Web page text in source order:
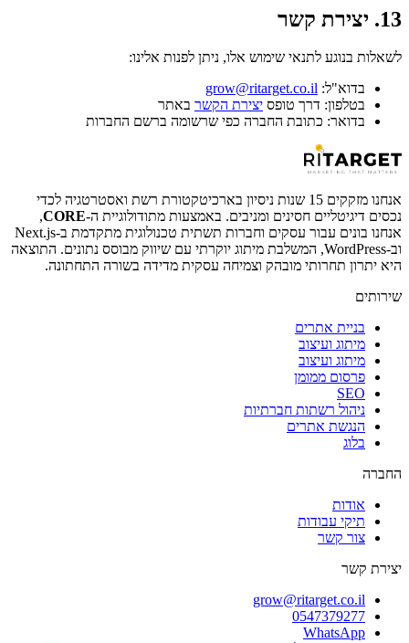
13. יצירת קשר
לשאלות בנוגע לתנאי שימוש אלו, ניתן לפנות אלינו:
בדוא"ל: grow@ritarget.co.il
בטלפון: דרך טופס יצירת הקשר באתר
בדואר: כתובת החברה כפי שרשומה ברשם החברות
נכסים דיגיטליים חסינים ומניבים. באמצעות מתודולוגיית ה-CORE
היא יתרון תחרותי מובהק וצמיחה עסקית מדידה בשורה התחתונה.
שירותים
בניית אתרים
מיתוג ועיצוב
מיתוג ועיצוב
פרסום ממומן
SEO
ניהול רשתות חברתיות
הנגשת אתרים
בלוג
החברה
אודות
תיקי עבודות
צור קשר
יצירת קשר
grow@ritarget.co.il
0547379277
WhatsApp